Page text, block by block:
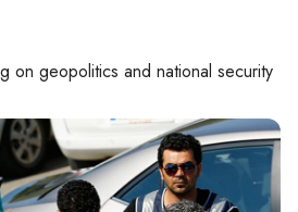
on geopolitics and national security